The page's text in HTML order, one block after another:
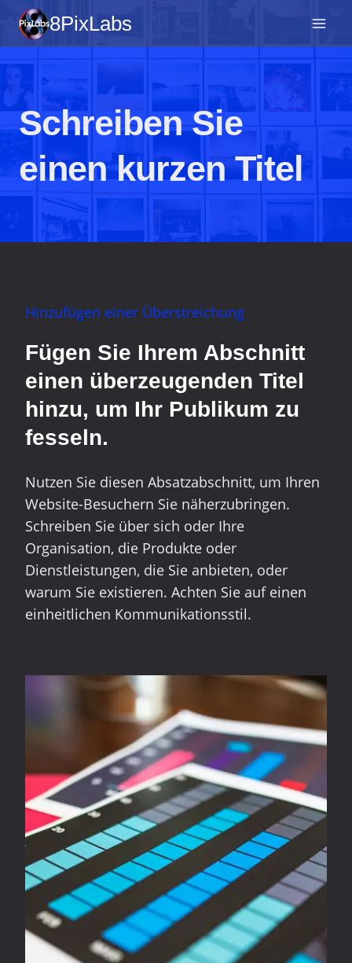
Zum
Inhalt
springen
8PixLabs
Schreiben Sie
einen kurzen Titel
Hinzufügen einer Überstreichung
Fügen Sie Ihrem Abschnitt
einen überzeugenden Titel
hinzu, um Ihr Publikum zu
fesseln.
Nutzen Sie diesen Absatzabschnitt, um Ihren
Website-Besuchern Sie näherzubringen.
Schreiben Sie über sich oder Ihre
Organisation, die Produkte oder
Dienstleistungen, die Sie anbieten, oder
warum Sie existieren. Achten Sie auf einen
einheitlichen Kommunikationsstil.